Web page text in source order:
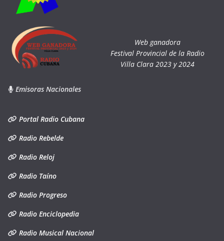
Web ganadora
Festival Provincial de la Radio
Villa Clara 2023 y 2024
Emisoras Nacionales
Portal Radio Cubana
Radio Rebelde
Radio Reloj
Radio Taíno
Radio Progreso
Radio Enciclopedia
Radio Musical Nacional